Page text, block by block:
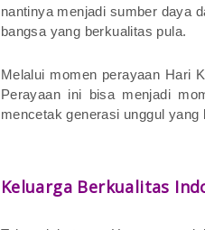
nantinya menjadi sumber daya
bangsa yang berkualitas pula.
Melalui momen perayaan Hari
Perayaan ini bisa menjadi
mencetak generasi unggul yang
Keluarga Berkualitas